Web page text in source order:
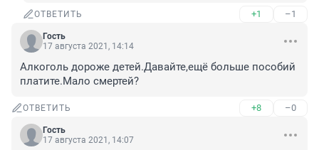
ОТВЕТИТЬ +1 –1
Гость
17 августа 2021, 14:14
Алкоголь дороже детей.Давайте,ещё больше пособий
платите.Мало смертей?
ОТВЕТИТЬ +8 –0
Гость
17 августа 2021, 14:07